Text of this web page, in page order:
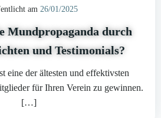
am 26/01/2025
Mundpropaganda durch
und Testimonials?
eine der ältesten und effektivsten
für Ihren Verein zu gewinnen.
[…]